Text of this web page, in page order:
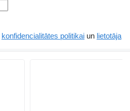
konfidencialitātes politikai un lietotāja